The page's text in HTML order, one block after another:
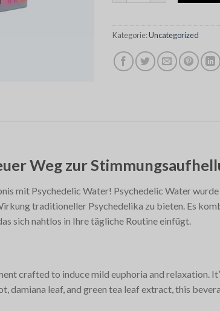
Kategorie:Uncategorized
Weg zur
mit Psychedelic Water! Psychedelic Water
traditioneller Psychedelika zu bieten. Es
sich nahtlos in Ihre tägliche Routine einfügt.
crafted to induce mild euphoria and relaxation.
damiana leaf, and green tea leaf extract, this